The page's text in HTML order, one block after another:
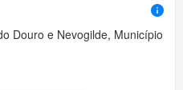
Douro e Nevogilde, Município